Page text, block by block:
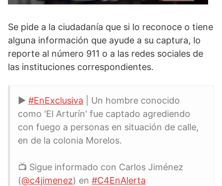
Se pide a la ciudadanía que si lo reconoce o tiene
alguna información que ayude a su captura, lo
reporte al número 911 o a las redes sociales de
las instituciones correspondientes.
▶ #EnExclusiva | Un hombre conocido
como 'El Arturín' fue captado agrediendo
con fuego a personas en situación de calle,
en de la colonia Morelos.
📺 Sigue informado con Carlos Jiménez
(@c4jimenez) en #C4EnAlerta